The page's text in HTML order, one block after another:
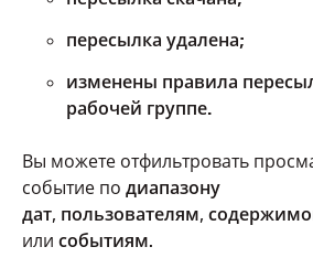
пересылка удалена;
изменены правила
рабочей группе.
Вы можете отфильтровать
событие по диапазону
дат, пользователям,
или событиям.